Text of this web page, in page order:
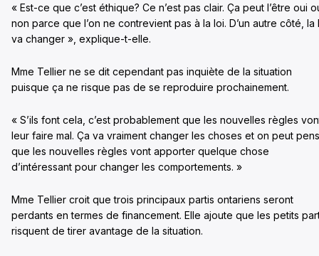
« Est-ce que c’est éthique? Ce n’est pas clair. Ça peut l’être oui
non parce que l’on ne contrevient pas à la loi. D’un autre côté, la
va changer », explique-t-elle.
Mme Tellier ne se dit cependant pas inquiète de la situation
puisque ça ne risque pas de se reproduire prochainement.
« S’ils font cela, c’est probablement que les nouvelles règles
leur faire mal. Ça va vraiment changer les choses et on peut
que les nouvelles règles vont apporter quelque chose
d’intéressant pour changer les comportements. »
Mme Tellier croit que trois principaux partis ontariens seront
perdants en termes de financement. Elle ajoute que les petits
risquent de tirer avantage de la situation.